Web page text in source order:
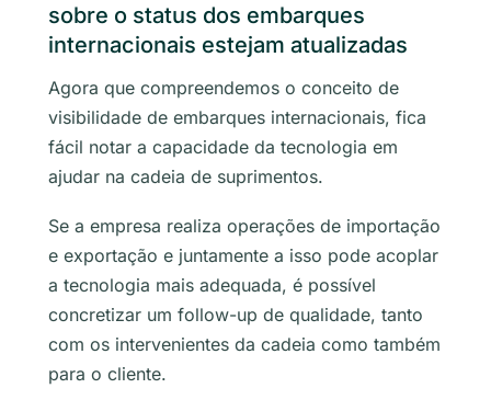
sobre o status dos embarques
internacionais estejam atualizadas
Agora que compreendemos o conceito de
visibilidade de embarques internacionais, fica
fácil notar a capacidade da tecnologia em
ajudar na cadeia de suprimentos.
Se a empresa realiza operações de importação
e exportação e juntamente a isso pode acoplar
a tecnologia mais adequada, é possível
concretizar um follow-up de qualidade, tanto
com os intervenientes da cadeia como também
para o cliente.